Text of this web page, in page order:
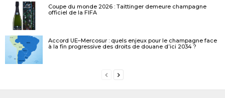
Coupe du monde 2026 : Taittinger demeure champagne
officiel de la FIFA
Accord UE–Mercosur : quels enjeux pour le champagne face
à la fin progressive des droits de douane d’ici 2034 ?